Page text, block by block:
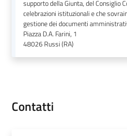
Tutti
argomenti
supporto della Giunta, del Consiglio
celebrazioni istituzionali e che
gestione dei documenti
Piazza D.A. Farini, 1
48026Russi (RA)
Contatti